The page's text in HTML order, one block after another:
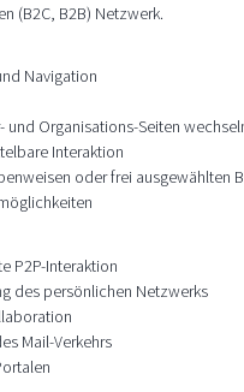
(B2C, B2B) Netzwerk.
Navigation
und Organisations-Seiten
Interaktion
oder frei ausgewählten
P2P-Interaktion
des persönlichen Netzwerks
Mail-Verkehrs